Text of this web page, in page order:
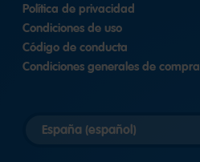
Política de privacidad
Condiciones de uso
Código de conducta
Condiciones generales de compra
versión